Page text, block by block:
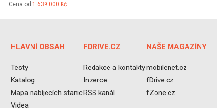
Cena od 1 639 000 Kč
HLAVNÍ OBSAH
Testy
Katalog
Mapa nabíjecích stanic
Videa
FDRIVE.CZ
Redakce a kontakty
Inzerce
RSS kanál
NAŠE MAGAZÍNY
mobilenet.cz
fDrive.cz
fZone.cz